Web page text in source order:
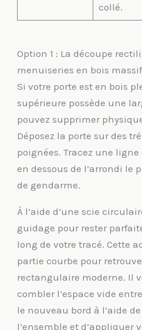
collé.
Option 1 : La découpe
menuiseries en bois massif
Si votre porte est en bois
supérieure possède une
pouvez supprimer
Déposez la porte sur des
poignées. Tracez une
en dessous de l’arrondi le
de gendarme.
À l’aide d’une scie
guidage pour rester
long de votre tracé. Cette
partie courbe pour
rectangulaire moderne. Il
combler l’espace vide
le nouveau bord à l’aide
l’ensemble et d’appliquer